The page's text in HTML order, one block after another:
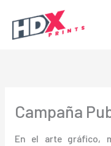
contenido
Campaña
En el arte gráfico,